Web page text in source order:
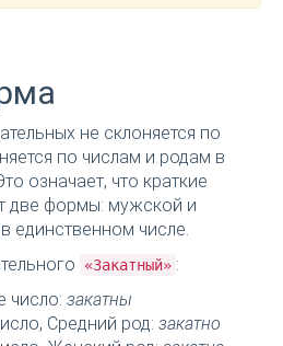
не склоняется по
по числам и родам в
означает, что краткие
две формы: мужской и
единственном числе.
«Закатный» :
число: закатны
Средний род: закатно